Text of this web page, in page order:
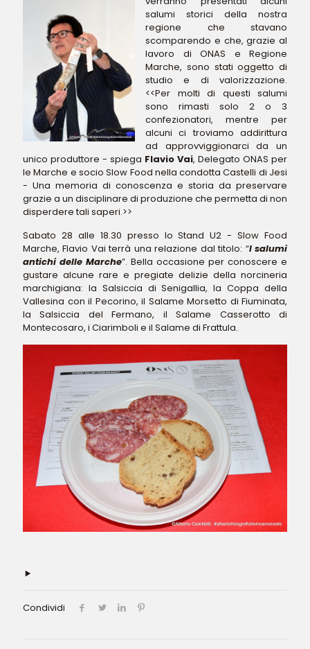
salumi storici della nostra
regione che stavano
scomparendo e che, grazie al
lavoro di ONAS e Regione
Marche, sono stati oggetto di
studio e di valorizzazione.
<<Per molti di questi salumi
sono rimasti solo 2 o 3
confezionatori, mentre per
alcuni ci troviamo addirittura
ad approvviggionarci da un
unico produttore - spiega Flavio Vai, Delegato ONAS per
le Marche e socio Slow Food nella condotta Castelli di Jesi
- Una memoria di conoscenza e storia da preservare
grazie a un disciplinare di produzione che permetta di non
disperdere tali saperi.>>
Sabato 28 alle 18.30 presso lo Stand U2 - Slow Food
Marche, Flavio Vai terrà una relazione dal titolo: “I salumi
antichi delle Marche”. Bella occasione per conoscere e
gustare alcune rare e pregiate delizie della norcineria
marchigiana: la Salsiccia di Senigallia, la Coppa della
Vallesina con il Pecorino, il Salame Morsetto di Fiuminata,
la Salsiccia del Fermano, il Salame Casserotto di
Montecosaro, i Ciarimboli e il Salame di Frattula.
Condividi